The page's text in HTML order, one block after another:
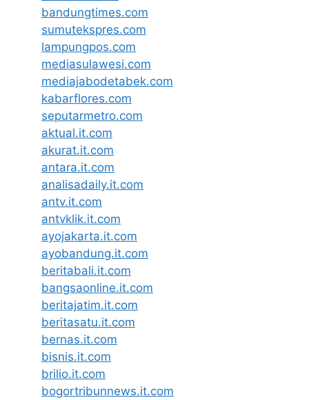
bandungtimes.com
sumutekspres.com
lampungpos.com
mediasulawesi.com
mediajabodetabek.com
kabarflores.com
seputarmetro.com
aktual.it.com
akurat.it.com
antara.it.com
analisadaily.it.com
antv.it.com
antvklik.it.com
ayojakarta.it.com
ayobandung.it.com
beritabali.it.com
bangsaonline.it.com
beritajatim.it.com
beritasatu.it.com
bernas.it.com
bisnis.it.com
brilio.it.com
bogortribunnews.it.com